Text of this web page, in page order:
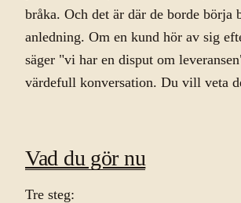
bråka. Och det är där de borde börja
anledning. Om en kund hör av sig
säger "vi har en disput om
värdefull konversation. Du vill veta
Vad du gör nu
Tre steg: